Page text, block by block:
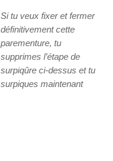
Si tu veux fixer et fermer
définitivement cette
parementure, tu
supprimes l’étape de
surpiqûre ci-dessus et tu
surpiques maintenant